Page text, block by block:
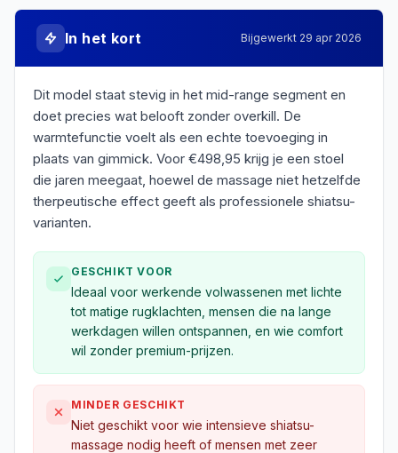
In het kort Bijgewerkt 29 apr 2026
Dit model staat stevig in het mid-range segment en
doet precies wat belooft zonder overkill. De
warmtefunctie voelt als een echte toevoeging in
plaats van gimmick. Voor €498,95 krijg je een stoel
die jaren meegaat, hoewel de massage niet hetzelfde
therpeutische effect geeft als professionele shiatsu-
varianten.
GESCHIKT VOOR
Ideaal voor werkende volwassenen met lichte
tot matige rugklachten, mensen die na lange
werkdagen willen ontspannen, en wie comfort
wil zonder premium-prijzen.
MINDER GESCHIKT
Niet geschikt voor wie intensieve shiatsu-
massage nodig heeft of mensen met zeer